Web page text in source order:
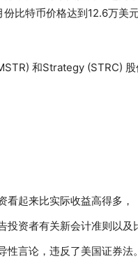
份比特币价格达到12.6万美
和Strategy (STRC)
看起来比实际收益高得多，
投资者有关新会计准则以
性言论，违反了美国证券法。